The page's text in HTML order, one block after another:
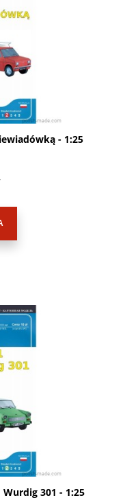
- 1:25
Wurdig 301 - 1:25